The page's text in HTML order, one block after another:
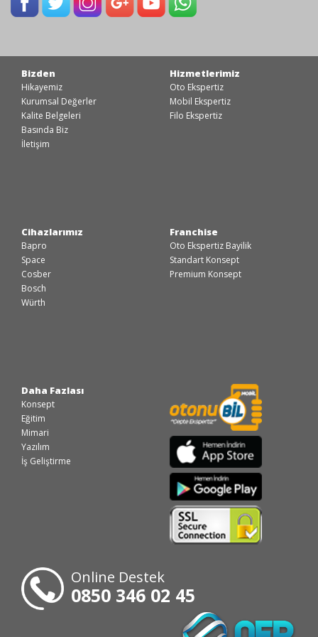
Bizden
Hikayemiz
Kurumsal Değerler
Kalite Belgeleri
Basında Biz
İletişim
Hizmetlerimiz
Oto Ekspertiz
Mobil Ekspertiz
Filo Ekspertiz
Cihazlarımız
Bapro
Space
Cosber
Bosch
Würth
Franchise
Oto Ekspertiz Bayilik
Standart Konsept
Premium Konsept
Daha Fazlası
Konsept
Eğitim
Mimari
Yazılım
İş Geliştirme
Online Destek
0850 346 02 45